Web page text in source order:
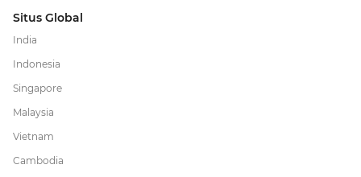
Situs Global
India
Indonesia
Singapore
Malaysia
Vietnam
Cambodia